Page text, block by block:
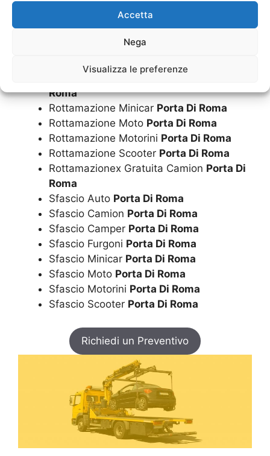
Accetta
Nega
Visualizza le preferenze
Roma
Rottamazione Gratuita Moto
Rottamazione Gratuita Motorini
Rottamazione Gratuita Scooter
Roma
Rottamazione Minicar Porta Di Roma
Rottamazione Moto Porta Di Roma
Rottamazione Motorini Porta Di Roma
Rottamazione Scooter Porta Di Roma
Rottamazionex Gratuita Camion Porta Di
Roma
Sfascio Auto Porta Di Roma
Sfascio Camion Porta Di Roma
Sfascio Camper Porta Di Roma
Sfascio Furgoni Porta Di Roma
Sfascio Minicar Porta Di Roma
Sfascio Moto Porta Di Roma
Sfascio Motorini Porta Di Roma
Sfascio Scooter Porta Di Roma
Richiedi un Preventivo